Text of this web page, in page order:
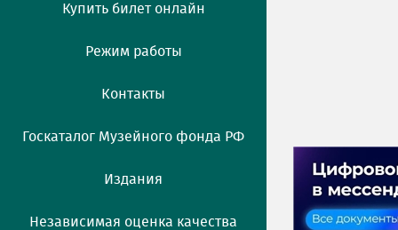
Купить билет онлайн
Режим работы
Контакты
Госкаталог Музейного фонда РФ
Издания
Независимая оценка качества